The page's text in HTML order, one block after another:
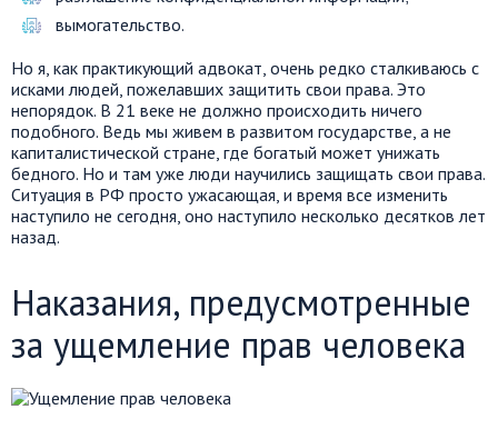
вымогательство.
Но я, как практикующий адвокат, очень редко сталкиваюсь с
исками людей, пожелавших защитить свои права. Это
непорядок. В 21 веке не должно происходить ничего
подобного. Ведь мы живем в развитом государстве, а не
капиталистической стране, где богатый может унижать
бедного. Но и там уже люди научились защищать свои права.
Ситуация в РФ просто ужасающая, и время все изменить
наступило не сегодня, оно наступило несколько десятков лет
назад.
Наказания, предусмотренные
за ущемление прав человека